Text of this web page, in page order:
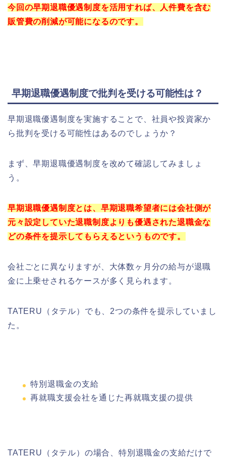
今回の早期退職優遇制度を活用すれば、人件費を含む
販管費の削減が可能になるのです。
早期退職優遇制度で批判を受ける可能性は？
早期退職優遇制度を実施することで、社員や投資家か
ら批判を受ける可能性はあるのでしょうか？
まず、早期退職優遇制度を改めて確認してみましょ
う。
早期退職優遇制度とは、早期退職希望者には会社側が
元々設定していた退職制度よりも優遇された退職金な
どの条件を提示してもらえるというものです。
会社ごとに異なりますが、大体数ヶ月分の給与が退職
金に上乗せされるケースが多く見られます。
TATERU（タテル）でも、2つの条件を提示していまし
た。
特別退職金の支給
再就職支援会社を通じた再就職支援の提供
TATERU（タテル）の場合、特別退職金の支給だけで